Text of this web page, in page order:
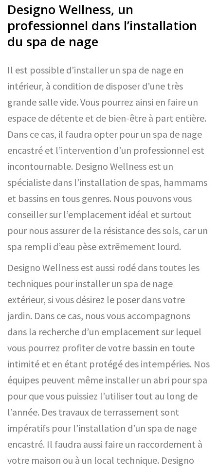
Designo Wellness, un
professionnel dans l’installation
du spa de nage
Il est possible d’installer un spa de nage en
intérieur, à condition de disposer d’une très
grande salle vide. Vous pourrez ainsi en faire un
espace de détente et de bien-être à part entière.
Dans ce cas, il faudra opter pour un spa de nage
encastré et l’intervention d’un professionnel est
incontournable. Designo Wellness est un
spécialiste dans l’installation de spas, hammams
et bassins en tous genres. Nous pouvons vous
conseiller sur l’emplacement idéal et surtout
pour nous assurer de la résistance des sols, car un
spa rempli d’eau pèse extrêmement lourd.
Designo Wellness est aussi rodé dans toutes les
techniques pour installer un spa de nage
extérieur, si vous désirez le poser dans votre
jardin. Dans ce cas, nous vous accompagnons
dans la recherche d’un emplacement sur lequel
vous pourrez profiter de votre bassin en toute
intimité et en étant protégé des intempéries. Nos
équipes peuvent même installer un abri pour spa
pour que vous puissiez l’utiliser tout au long de
l’année. Des travaux de terrassement sont
impératifs pour l’installation d’un spa de nage
encastré. Il faudra aussi faire un raccordement à
votre maison ou à un local technique. Designo